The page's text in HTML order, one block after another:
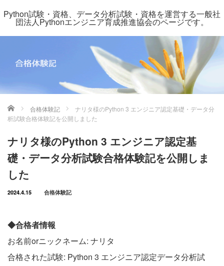
Python試験・資格、データ分析試験・資格を運営する一般社
団法人Pythonエンジニア育成推進協会のページです。
ホーム 合格体験記
ナリタ様のPython 3 エンジニア認定基礎・データ分
析試験合格体験記を公開しました
ナリタ様のPython 3 エンジニア認定基
礎・データ分析試験合格体験記を公開しま
した
2024.4.15 合格体験記
◆合格者情報
お名前orニックネーム: ナリタ
合格された試験: Python 3 エンジニア認定データ分析試